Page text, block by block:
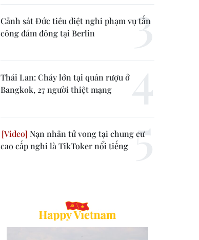
Cảnh sát Đức tiêu diệt nghi phạm vụ tấn
công đám đông tại Berlin
Thái Lan: Cháy lớn tại quán rượu ở
Bangkok, 27 người thiệt mạng
Nạn nhân tử vong tại chung cư
cao cấp nghi là TikToker nổi tiếng